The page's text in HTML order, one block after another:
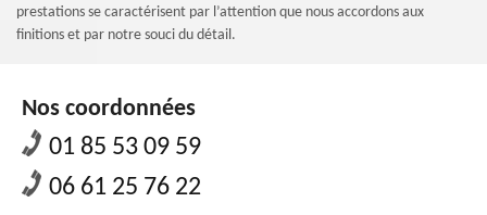
prestations se caractérisent par l’attention que nous accordons aux
finitions et par notre souci du détail.
Nos coordonnées
01 85 53 09 59
06 61 25 76 22